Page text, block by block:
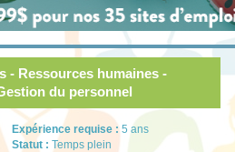
- Ressources humaines -
du personnel
Expérience requise : 5 ans
Statut : Temps plein